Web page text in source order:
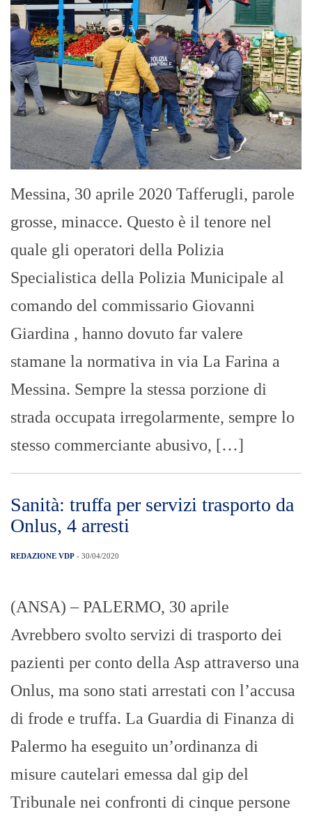
Messina, 30 aprile 2020 Tafferugli, parole
grosse, minacce. Questo è il tenore nel
quale gli operatori della Polizia
Specialistica della Polizia Municipale al
comando del commissario Giovanni
Giardina , hanno dovuto far valere
stamane la normativa in via La Farina a
Messina. Sempre la stessa porzione di
strada occupata irregolarmente, sempre lo
stesso commerciante abusivo, […]
Sanità: truffa per servizi trasporto da
Onlus, 4 arresti
REDAZIONE VDP - 30/04/2020
(ANSA) – PALERMO, 30 aprile
Avrebbero svolto servizi di trasporto dei
pazienti per conto della Asp attraverso una
Onlus, ma sono stati arrestati con l’accusa
di frode e truffa. La Guardia di Finanza di
Palermo ha eseguito un’ordinanza di
misure cautelari emessa dal gip del
Tribunale nei confronti di cinque persone